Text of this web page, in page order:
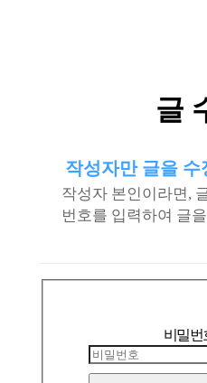
글
작성자만 글을 수
작성자 본인이라면,
번호를 입력하여 글
비밀번